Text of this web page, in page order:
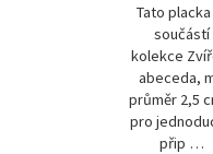
Tato
součástí
kolekce
abeceda,
průměr 2,5
pro
přip …